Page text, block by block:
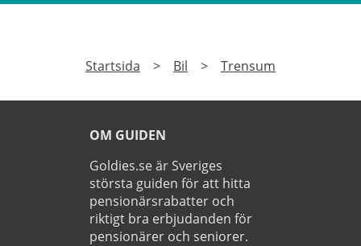
Startsida > Bil > Trensum
OM GUIDEN
Goldies.se är Sveriges
största guiden för att hitta
pensionärsrabatter och
riktigt bra erbjudanden för
pensionärer och seniorer.